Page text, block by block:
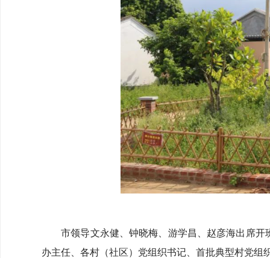
市领导文永健、钟晓梅、游学昌、赵彦海出席开
办主任、各村（社区）党组织书记、首批典型村党组